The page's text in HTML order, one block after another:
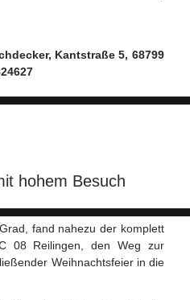
Kantstraße 5, 68799
hohem Besuch
fand nahezu der komplett
08 Reilingen, den Weg zur
Weihnachtsfeier in die